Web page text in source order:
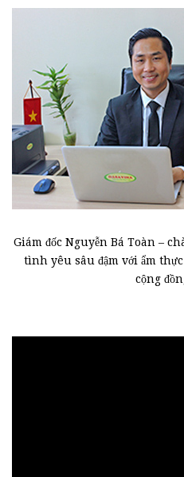
Giám đốc Nguyễn Bá Toàn –
tình yêu sâu đậm với ẩm
cộng